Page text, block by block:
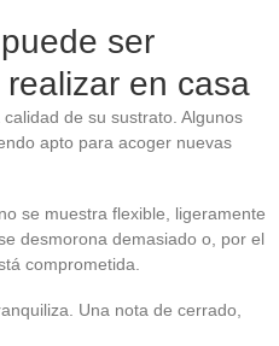
ser
en casa
de su sustrato. Algunos
apto para acoger nuevas
se muestra flexible, ligeramente
desmorona demasiado o, por el
comprometida.
Una nota de cerrado,